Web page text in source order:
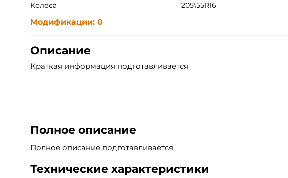
Колеса
205\55R16
Модификации: 0
Описание
Краткая информация подготавливается
Полное описание
Полное описание подготавливается
Технические характеристики